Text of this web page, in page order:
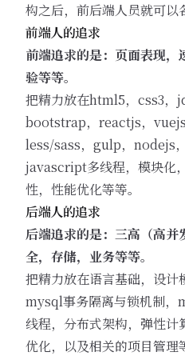
构之后，前后端人员就可以
前端人的追求
前端追求的是：页面表现
验等等。
把精力放在html5，css3，
bootstrap，reactjs，vuejs
less/sass，gulp，nodejs
javascript多线程，模块化
性，性能优化等等。
后端人的追求
后端追求的是：三高（高
全，存储，业务等等。
把精力放在语言基础，设计
mysql事务隔离与锁机制
线程，分布式架构，弹性
优化，以及相关的项目管理